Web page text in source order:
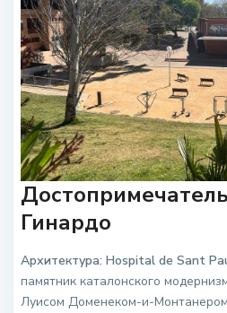
Гинардо
Архитектура: Hospital de Sant
памятник каталонского
Луисом Доменеком-и-